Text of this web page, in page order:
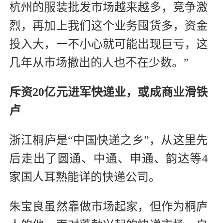
杭州的服装批发市场越来越多，竞争激
烈，再加上我们这个业务囤货多，资金
投入大，一不小心就可能出现巨亏，这
几年从市场撤出的人也不在少数。”
斥资20亿元进军快递业， 或成商业滑铁
卢
浙江桐庐是“中国快递之乡”，从这里先
后走出了圆通、中通、申通、韵达等4
家国人耳熟能详的快递公司。
朱宝良虽然靠做市场起家，但作为桐庐